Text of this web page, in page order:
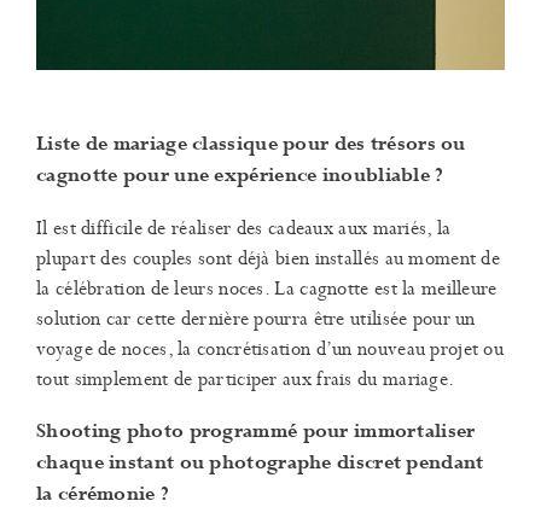
Liste de mariage classique pour des trésors ou
cagnotte pour une expérience inoubliable ?
Il est difficile de réaliser des cadeaux aux mariés, la
plupart des couples sont déjà bien installés au moment de
la célébration de leurs noces. La cagnotte est la meilleure
solution car cette dernière pourra être utilisée pour un
voyage de noces, la concrétisation d’un nouveau projet ou
tout simplement de participer aux frais du mariage.
Shooting photo programmé pour immortaliser
chaque instant ou photographe discret pendant
la cérémonie ?